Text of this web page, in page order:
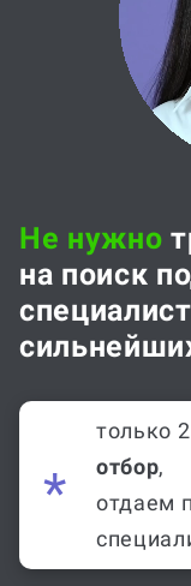
Не нужно
на поиск
только
отбор,
отдаем